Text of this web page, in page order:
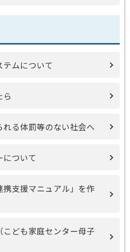
ムについて
ら
れる体罰等のない社会へ
について
携支援マニュアル」を作
こども家庭センター母子